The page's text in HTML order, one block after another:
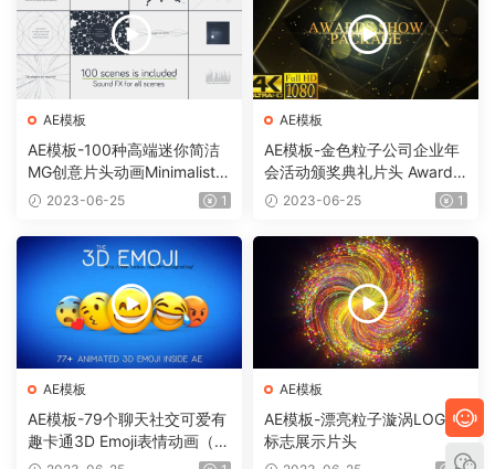
AE模板
AE模板-100种高端迷你简洁
MG创意片头动画Minimalistic
Presentation Pack
2023-06-25 1
AE模板
AE模板-金色粒子公司企业年
会活动颁奖典礼片头 Awards
Show Pack
2023-06-25 1
AE模板
AE模板-79个聊天社交可爱有
趣卡通3D Emoji表情动画（需
要Element 3D插件）
AE模板
AE模板-漂亮粒子漩涡LOGO
标志展示片头